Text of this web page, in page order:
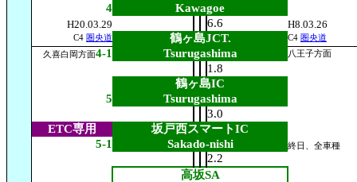
4
Kawagoe
H20.03.29 6.6 H8.03.26
C4 圏央道 鶴ヶ島JCT. C4 圏央道
久喜白岡方面4-1 Tsurugashima 八王子方面
1.8
鶴ヶ島IC
5
Tsurugashima
3.0
ETC専用
坂戸西スマートIC
5-1
Sakado-nishi 終日、全車種
2.2
高坂SA